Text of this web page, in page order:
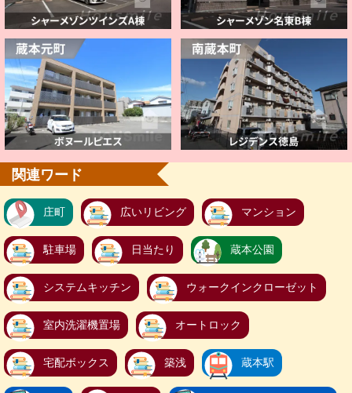
関連ワード
庄町 広いリビング マンション
駐車場 日当たり 蔵本公園
システムキッチン ウォークインクローゼット
室内洗濯機置場 オートロック
宅配ボックス 築浅 蔵本駅